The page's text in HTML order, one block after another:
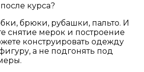
курса?
брюки, рубашки, пальто. И
снятие мерок и построение
конструировать одежду
а не подгонять под